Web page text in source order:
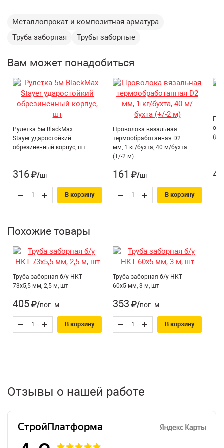
строительстве.
Труба изготовлена из высококачественной стали –
механическим повреждениям, влиянию атмосферных
обладает повышенной прочностью – не подвержена
деформации, имеет долгий срок службы.
Материал:
Область применения* : Ограждения
Металлопрокат и композитная арматура
Труба заборная
Трубы заборные
Вам может понадобиться
Рулетка 5м BlackMax
Stayer ударостойкий
обрезиненный корпус, шт
316 ₽/шт
В корзину
Проволока вязальная
термообработанная D2
мм, 1 кг/бухта, 40 м/бухта
(+/-2 м)
161 ₽/шт
В корзину
46
Похожие товары
Труба заборная б/у НКТ
73х5,5 мм, 2,5 м, шт
405 ₽/пог. м
В корзину
Труба заборная б/у НКТ
60х5 мм, 3 м, шт
353 ₽/пог. м
В корзину
Отзывы о нашей работе